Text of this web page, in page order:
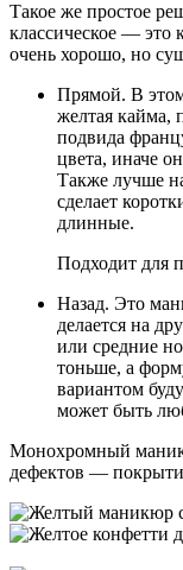
Такое же простое
классическое — это
очень хорошо, но
Прямой. В этом
желтая кайма,
подвида
цвета, иначе
Также лучше
сделает
длинные.
Подходит для
Назад. Это
делается на
или средние
тоньше, а
вариантом
может быть
Монохромный
дефектов —